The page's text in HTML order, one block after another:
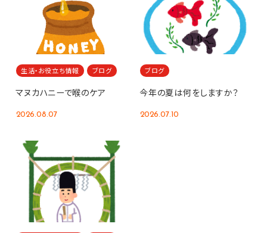
生活・お役立ち情報 ブログ
マヌカハニーで喉のケア
2026.08.07
ブログ
今年の夏は何をしますか？
2026.07.10